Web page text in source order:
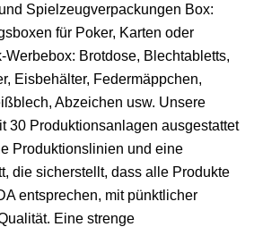
Spielzeugverpackungen Box:
für Poker, Karten oder
Brotdose, Blechtabletts,
Eisbehälter, Federmäppchen,
Abzeichen usw. Unsere
30 Produktionsanlagen ausgestattet
Produktionslinien und eine
die sicherstellt, dass alle Produkte
entsprechen, mit pünktlicher
Eine strenge